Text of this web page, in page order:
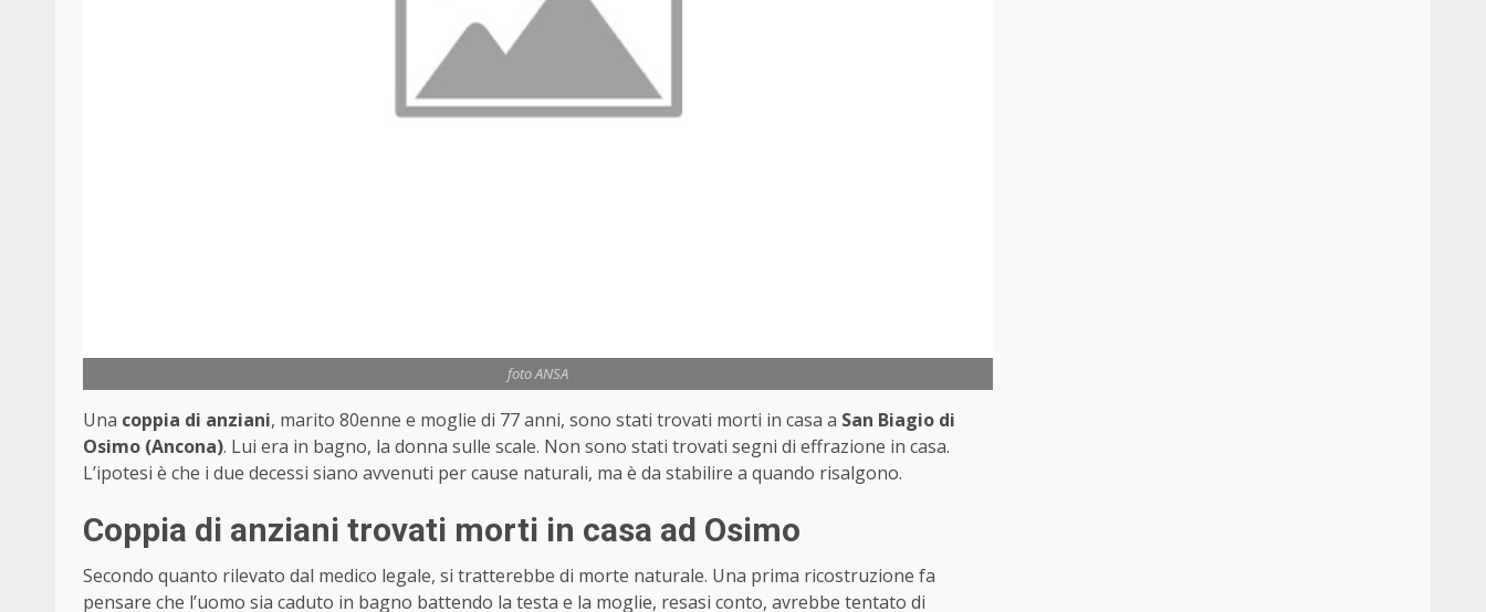
foto ANSA
Una coppia di anziani, marito 80enne e moglie di 77 anni, sono stati trovati morti in casa a San Biagio di
Osimo (Ancona). Lui era in bagno, la donna sulle scale. Non sono stati trovati segni di effrazione in casa.
L’ipotesi è che i due decessi siano avvenuti per cause naturali, ma è da stabilire a quando risalgono.
Coppia di anziani trovati morti in casa ad Osimo
Secondo quanto rilevato dal medico legale, si tratterebbe di morte naturale. Una prima ricostruzione fa
pensare che l’uomo sia caduto in bagno battendo la testa e la moglie, resasi conto, avrebbe tentato di